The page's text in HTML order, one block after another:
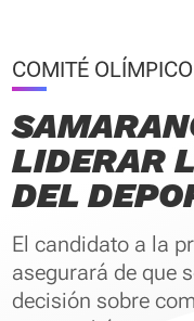
COMITÉ
LIDERAR
DEL
El candidato a la
asegurará de que
decisión sobre